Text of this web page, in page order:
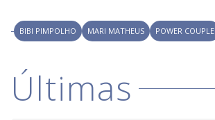
i
d
e
BIBI PIMPOLHO MARI MATHEUS POWER COUPLE
Últimas